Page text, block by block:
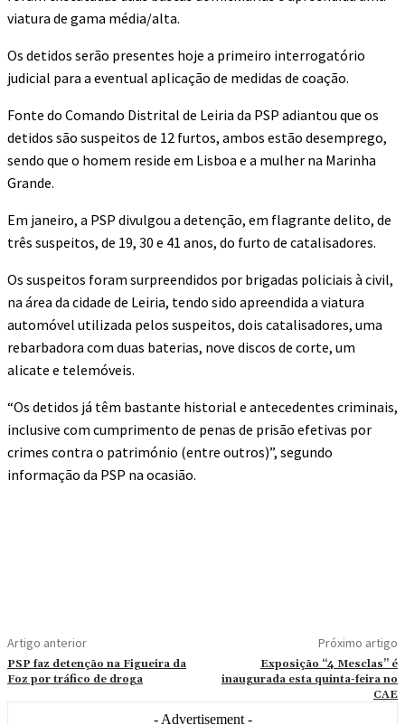
viatura de gama média/alta.
Os detidos serão presentes hoje a primeiro interrogatório
judicial para a eventual aplicação de medidas de coação.
Fonte do Comando Distrital de Leiria da PSP adiantou que os
detidos são suspeitos de 12 furtos, ambos estão desemprego,
sendo que o homem reside em Lisboa e a mulher na Marinha
Grande.
Em janeiro, a PSP divulgou a detenção, em flagrante delito, de
três suspeitos, de 19, 30 e 41 anos, do furto de catalisadores.
Os suspeitos foram surpreendidos por brigadas policiais à civil,
na área da cidade de Leiria, tendo sido apreendida a viatura
automóvel utilizada pelos suspeitos, dois catalisadores, uma
rebarbadora com duas baterias, nove discos de corte, um
alicate e telemóveis.
“Os detidos já têm bastante historial e antecedentes criminais,
inclusive com cumprimento de penas de prisão efetivas por
crimes contra o património (entre outros)”, segundo
informação da PSP na ocasião.
Artigo anterior
PSP faz detenção na Figueira da
Foz por tráfico de droga
Próximo artigo
Exposição “4 Mesclas” é
inaugurada esta quinta-feira no
CAE
- Advertisement -